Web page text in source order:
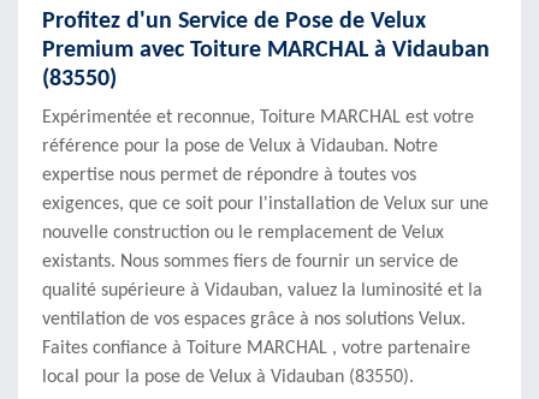
Profitez d'un Service de Pose de Velux
Premium avec Toiture MARCHAL à Vidauban
(83550)
Expérimentée et reconnue, Toiture MARCHAL est votre
référence pour la pose de Velux à Vidauban. Notre
expertise nous permet de répondre à toutes vos
exigences, que ce soit pour l'installation de Velux sur une
nouvelle construction ou le remplacement de Velux
existants. Nous sommes fiers de fournir un service de
qualité supérieure à Vidauban, valuez la luminosité et la
ventilation de vos espaces grâce à nos solutions Velux.
Faites confiance à Toiture MARCHAL , votre partenaire
local pour la pose de Velux à Vidauban (83550).